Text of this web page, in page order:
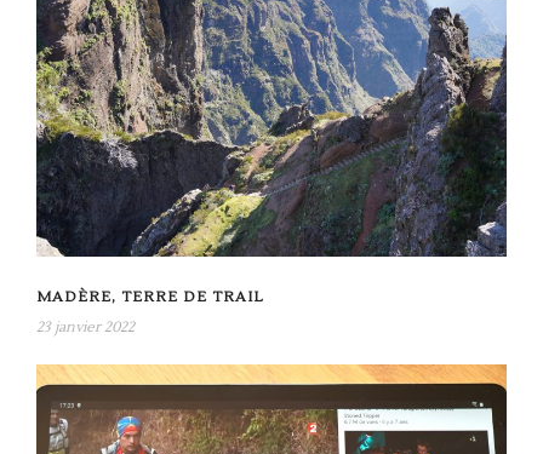
MADÈRE, TERRE DE TRAIL
23 janvier 2022